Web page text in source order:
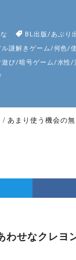
BL出版/あぶり
ル謎解きゲーム/何色/
遊び/暗号ゲーム/水性/
あまり使う機会の無い「白いクレヨン」で「暗号ゲーム」！昔遊びのあ
わせなクレヨ